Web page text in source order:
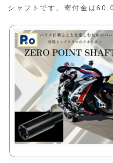
シャフトです。寄付金は